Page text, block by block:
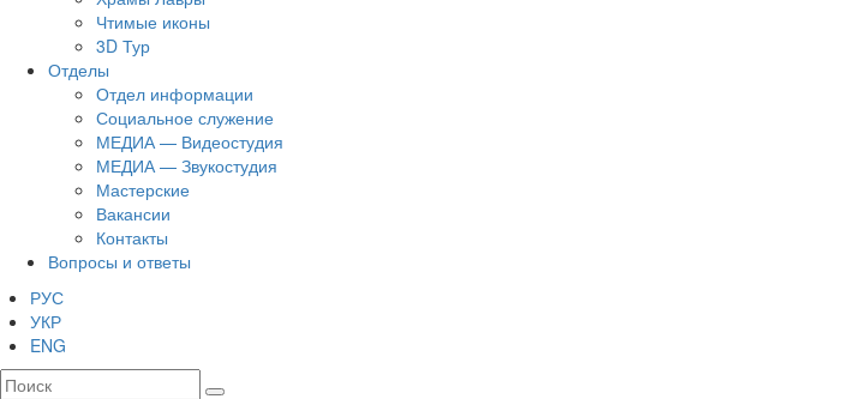
Чтимые иконы
3D Тур
Отделы
Отдел информации
Социальное служение
МЕДИА — Видеостудия
МЕДИА — Звукостудия
Мастерские
Вакансии
Контакты
Вопросы и ответы
РУС
УКР
ENG